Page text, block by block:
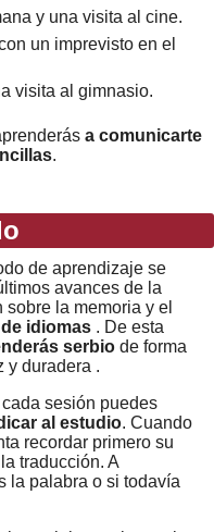
y una visita al cine.
un imprevisto en el
visita al gimnasio.
a comunicarte
.
de aprendizaje se
avances de la
sobre la memoria y el
idiomas . De esta
serbio de forma
y duradera .
sesión puedes
al estudio. Cuando
recordar primero su
traducción. A
la palabra o si todavía